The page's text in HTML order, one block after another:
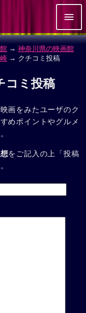
→ 神奈川県の映画館
→ クチコミ投稿
コミ投稿
画をみたユーザのク
めポイントやグルメ
をご記入の上「投稿